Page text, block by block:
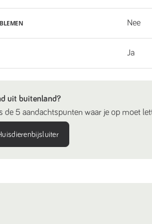
Nee
Ja
uit buitenland?
de 5 aandachtspunten waar je op moet